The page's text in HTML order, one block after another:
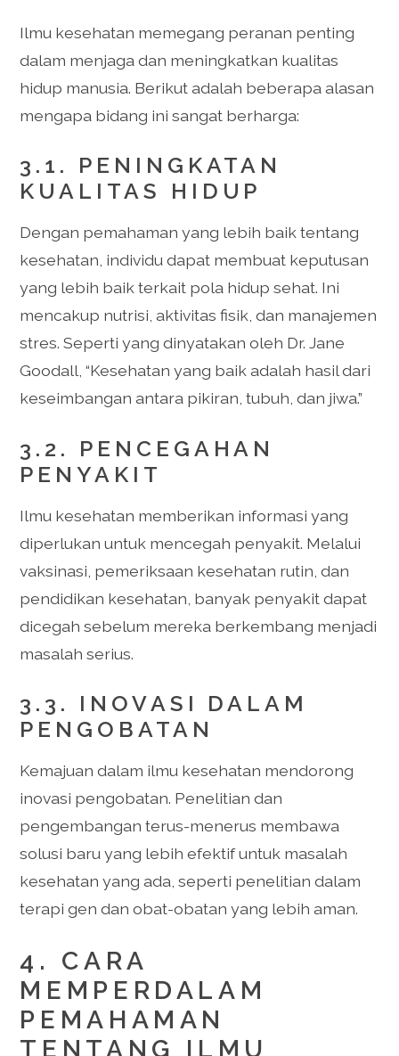
Ilmu kesehatan memegang peranan penting
dalam menjaga dan meningkatkan kualitas
hidup manusia. Berikut adalah beberapa alasan
mengapa bidang ini sangat berharga:
3.1. PENINGKATAN
KUALITAS HIDUP
Dengan pemahaman yang lebih baik tentang
kesehatan, individu dapat membuat keputusan
yang lebih baik terkait pola hidup sehat. Ini
mencakup nutrisi, aktivitas fisik, dan manajemen
stres. Seperti yang dinyatakan oleh Dr. Jane
Goodall, “Kesehatan yang baik adalah hasil dari
keseimbangan antara pikiran, tubuh, dan jiwa.”
3.2. PENCEGAHAN
PENYAKIT
Ilmu kesehatan memberikan informasi yang
diperlukan untuk mencegah penyakit. Melalui
vaksinasi, pemeriksaan kesehatan rutin, dan
pendidikan kesehatan, banyak penyakit dapat
dicegah sebelum mereka berkembang menjadi
masalah serius.
3.3. INOVASI DALAM
PENGOBATAN
Kemajuan dalam ilmu kesehatan mendorong
inovasi pengobatan. Penelitian dan
pengembangan terus-menerus membawa
solusi baru yang lebih efektif untuk masalah
kesehatan yang ada, seperti penelitian dalam
terapi gen dan obat-obatan yang lebih aman.
4. CARA
MEMPERDALAM
PEMAHAMAN
TENTANG ILMU